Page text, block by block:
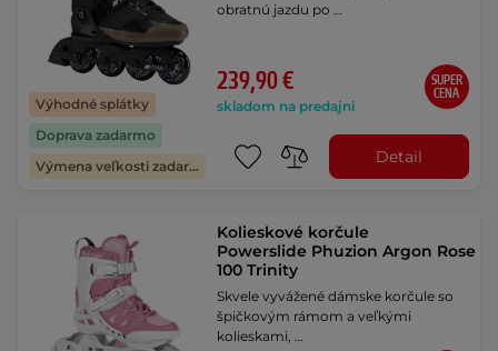
Výhodné splátky
Doprava zadarmo
Výmena veľkosti zadarmo
obratnú jazdu po …
239,90 €
skladom na predajni
SUPER
CENA
Detail
Kolieskové korčule
Powerslide Phuzion Argon Rose
100 Trinity
Skvele vyvážené dámske korčule so
špičkovým rámom a veľkými
kolieskami, …